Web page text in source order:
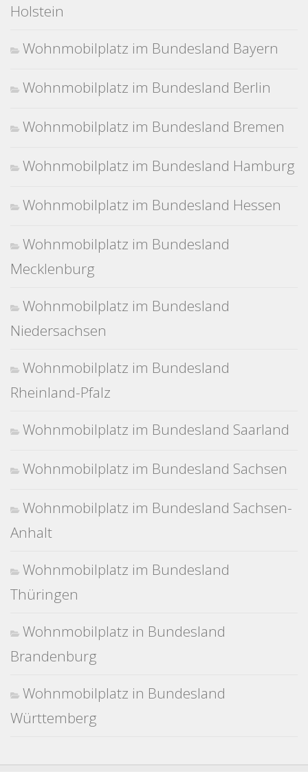
Holstein
Wohnmobilplatz im Bundesland Bayern
Wohnmobilplatz im Bundesland Berlin
Wohnmobilplatz im Bundesland Bremen
Wohnmobilplatz im Bundesland Hamburg
Wohnmobilplatz im Bundesland Hessen
Wohnmobilplatz im Bundesland
Mecklenburg
Wohnmobilplatz im Bundesland
Niedersachsen
Wohnmobilplatz im Bundesland
Rheinland-Pfalz
Wohnmobilplatz im Bundesland Saarland
Wohnmobilplatz im Bundesland Sachsen
Wohnmobilplatz im Bundesland Sachsen-
Anhalt
Wohnmobilplatz im Bundesland
Thüringen
Wohnmobilplatz in Bundesland
Brandenburg
Wohnmobilplatz in Bundesland
Württemberg